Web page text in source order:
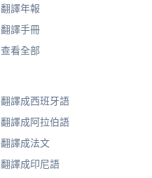
翻譯年報
翻譯手冊
查看全部
翻譯成西班牙語
翻譯成阿拉伯語
翻譯成法文
翻譯成印尼語